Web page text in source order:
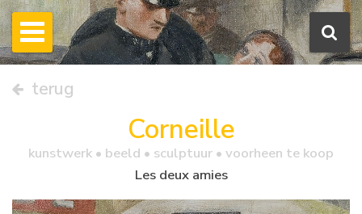
terug
Corneille
kunstwerk • beeld • sculptuur • voorheen te koop
Les deux amies